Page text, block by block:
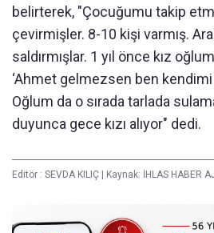
belirterek, "Çocuğumu takip
çevirmişler. 8-10 kişi varmış.
saldırmışlar. 1 yıl önce kız
‘Ahmet gelmezsen ben
Oğlum da o sırada tarlada
duyunca gece kızı alıyor" dedi.
Editör : SEVDA KILIÇ | Kaynak: İHLAS HABER